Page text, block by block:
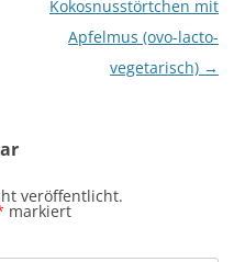
Kokosnusstörtchen mit
Apfelmus (ovo-lacto-
vegetarisch) →
veröffentlicht.
markiert